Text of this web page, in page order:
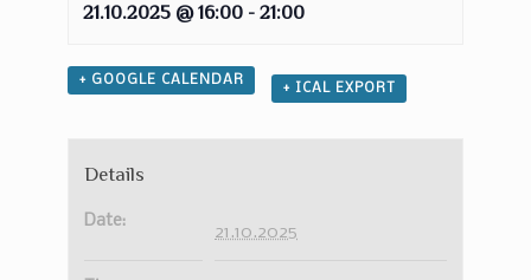
21.10.2025 @ 16:00- 21:00
+ GOOGLE CALENDAR
+ ICAL EXPORT
Details
Date:
21.10.2025